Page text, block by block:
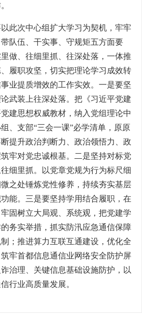
。
此次中心组扩大学习为契机，牢牢
队伍、干实事、守规矩五方面要
做、往细里抓、往深处落，一体推
履职攻坚，切实把理论学习成效转
业提质增效的工作实效。一是要坚
武装上往深处落。把《习近平党建
建思想权威教材，纳入党组理论中
、支部“三会一课”必学清单，原原
提升政治判断力、政治领悟力、政
牢对党忠诚根基。二是坚持对标党
细里抓。以党章党规为行为标尺细
之处锤炼党性修养，持续夯实基层
能。三是要坚持学用结合履职，在
固树立大局观、系统观，把党建学
务实举措，抓实防汛应急通信保障
；推进算力互联互通建设，优化全
牢首都信息通信业网络安全防护屏
治理、关键信息基础设施防护，以
行业高质量发展。